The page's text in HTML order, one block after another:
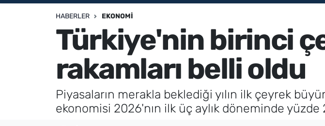
HABERLER EKONOMI
Türkiye'nin birinci
rakamları belli oldu
Piyasaların merakla beklediği yılın ilk çeyrek
ekonomisi 2026'nın ilk üç aylık döneminde